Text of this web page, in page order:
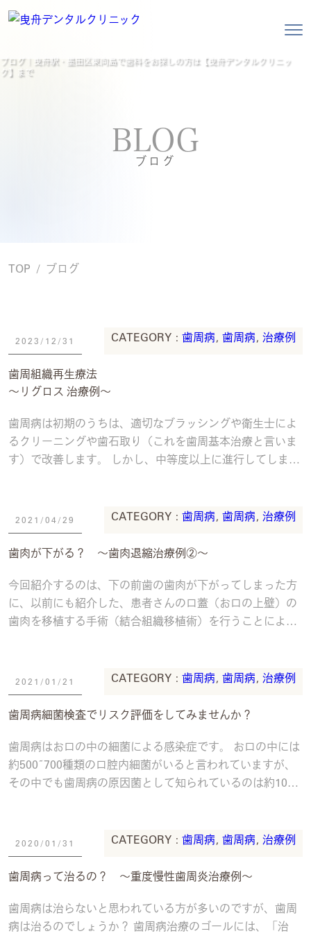
ブログ｜曳舟駅・墨田区東向島で歯科をお探しの方は【曳舟デンタルクリニッ
ク】まで
BLOG
ブログ
TOP ブログ
2023/12/31 CATEGORY : 歯周病 歯周病 治療例
歯周組織再生療法
〜リグロス 治療例〜
歯周病は初期のうちは、適切なブラッシングや衛生士によ
るクリーニングや歯石取り（これを歯周基本治療と言いま
す）で改善します。 しかし、中等度以上に進行してしまっ
2021/04/29 CATEGORY : 歯周病 歯周病 治療例
歯肉が下がる？ 〜歯肉退縮治療例②〜
今回紹介するのは、下の前歯の歯肉が下がってしまった方
に、以前にも紹介した、患者さんの口蓋（お口の上壁）の
歯肉を移植する手術（結合組織移植術）を行うことにより
2021/01/21 CATEGORY : 歯周病 歯周病 治療例
歯周病細菌検査でリスク評価をしてみませんか？
歯周病はお口の中の細菌による感染症です。 お口の中には
約500~700種類の口腔内細菌がいると言われていますが、
その中でも歯周病の原因菌として知られているのは約10種
2020/01/31 CATEGORY : 歯周病 歯周病 治療例
歯周病って治るの？ 〜重度慢性歯周炎治療例〜
歯周病は治らないと思われている方が多いのですが、歯周
病は治るのでしょうか？ 歯周病治療のゴールには、「治